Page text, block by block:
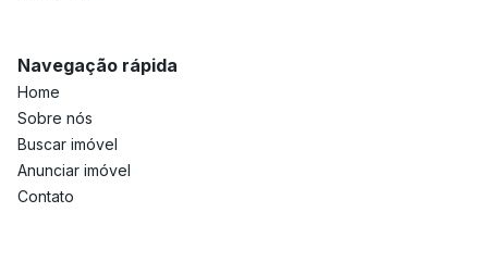
Navegação rápida
Home
Sobre nós
Buscar imóvel
Anunciar imóvel
Contato